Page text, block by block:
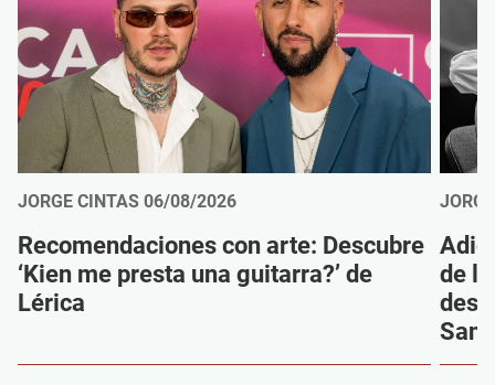
JORGE CINTAS 06/08/2026
Recomendaciones con arte: Descubre
‘Kien me presta una guitarra?’ de
Lérica
de
Sanz